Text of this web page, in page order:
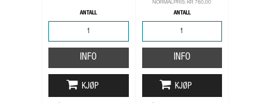
ANTALL
INFO
KJØP
NORMALPRIS: KR 760,00
ANTALL
INFO
KJØP